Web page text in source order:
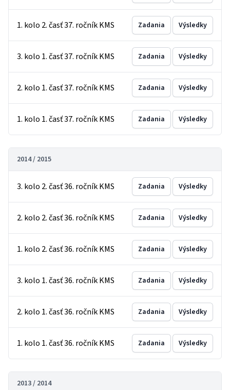
1. kolo 2. časť 37. ročník KMS Zadania Výsledky
3. kolo 1. časť 37. ročník KMS Zadania Výsledky
2. kolo 1. časť 37. ročník KMS Zadania Výsledky
1. kolo 1. časť 37. ročník KMS Zadania Výsledky
2014 / 2015
3. kolo 2. časť 36. ročník KMS Zadania Výsledky
2. kolo 2. časť 36. ročník KMS Zadania Výsledky
1. kolo 2. časť 36. ročník KMS Zadania Výsledky
3. kolo 1. časť 36. ročník KMS Zadania Výsledky
2. kolo 1. časť 36. ročník KMS Zadania Výsledky
1. kolo 1. časť 36. ročník KMS Zadania Výsledky
2013 / 2014